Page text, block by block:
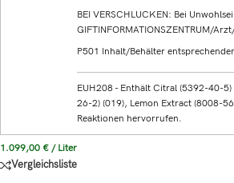
BEI VERSCHLUCKEN: Bei
GIFTINFORMATIONSZENTRUM/
P501 Inhalt/Behälter
EUH208 - Enthält Citral (5392-40-
26-2) (019), Lemon Extract (8008-
Reaktionen hervorrufen.
1.099,00 € / Liter
Vergleichsliste